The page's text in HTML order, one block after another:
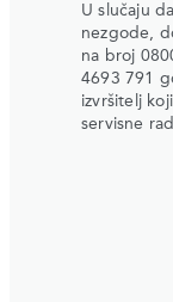
U slučaju
nezgode,
na broj
4693 791
izvršitelj
servisne